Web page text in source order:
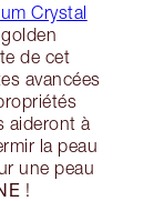
Crystal
de cet
avancées
aideront à
la peau
une peau
!